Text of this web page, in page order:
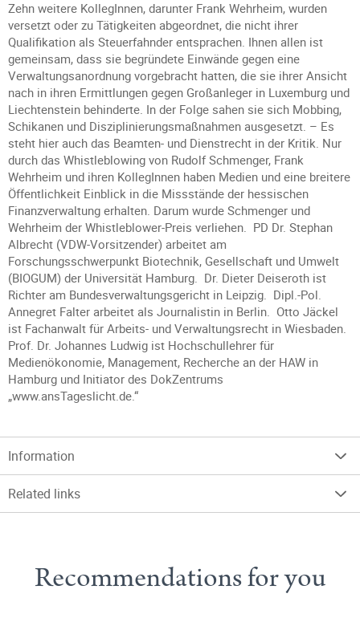
Zehn weitere KollegInnen, darunter Frank Wehrheim, wurden
versetzt oder zu Tätigkeiten abgeordnet, die nicht ihrer
Qualifikation als Steuerfahnder entsprachen. Ihnen allen ist
gemeinsam, dass sie begründete Einwände gegen eine
Verwaltungsanordnung vorgebracht hatten, die sie ihrer Ansicht
nach in ihren Ermittlungen gegen Großanleger in Luxemburg und
Liechtenstein behinderte. In der Folge sahen sie sich Mobbing,
Schikanen und Disziplinierungsmaßnahmen ausgesetzt. – Es
steht hier auch das Beamten- und Dienstrecht in der Kritik. Nur
durch das Whistleblowing von Rudolf Schmenger, Frank
Wehrheim und ihren KollegInnen haben Medien und eine breitere
Öffentlichkeit Einblick in die Missstände der hessischen
Finanzverwaltung erhalten. Darum wurde Schmenger und
Wehrheim der Whistleblower-Preis verliehen. PD Dr. Stephan
Albrecht (VDW-Vorsitzender) arbeitet am
Forschungsschwerpunkt Biotechnik, Gesellschaft und Umwelt
(BIOGUM) der Universität Hamburg. Dr. Dieter Deiseroth ist
Richter am Bundesverwaltungsgericht in Leipzig. Dipl.-Pol.
Annegret Falter arbeitet als Journalistin in Berlin. Otto Jäckel
ist Fachanwalt für Arbeits- und Verwaltungsrecht in Wiesbaden.
Prof. Dr. Johannes Ludwig ist Hochschullehrer für
Medienökonomie, Management, Recherche an der HAW in
Hamburg und Initiator des DokZentrums
„www.ansTageslicht.de.“
Information
Related links
Recommendations for you